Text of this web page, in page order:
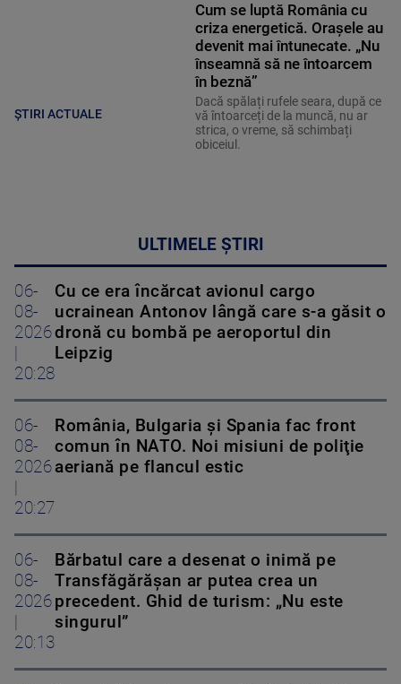
ȘTIRI ACTUALE
Cum se luptă România cu
criza energetică. Orașele au
devenit mai întunecate. „Nu
înseamnă să ne întoarcem
în beznă”
Dacă spălați rufele seara, după ce
vă întoarceți de la muncă, nu ar
strica, o vreme, să schimbați
obiceiul.
ULTIMELE ȘTIRI
06-
08-
2026
20:28
Cu ce era încărcat avionul cargo
ucrainean Antonov lângă care s-a găsit o
dronă cu bombă pe aeroportul din
Leipzig
06-
08-
2026
20:27
România, Bulgaria şi Spania fac front
comun în NATO. Noi misiuni de poliţie
aeriană pe flancul estic
06-
08-
2026
20:13
Bărbatul care a desenat o inimă pe
Transfăgărășan ar putea crea un
precedent. Ghid de turism: „Nu este
singurul”